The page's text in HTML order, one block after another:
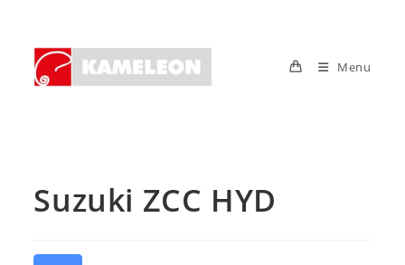
content
Menu
Suzuki ZCC HYD